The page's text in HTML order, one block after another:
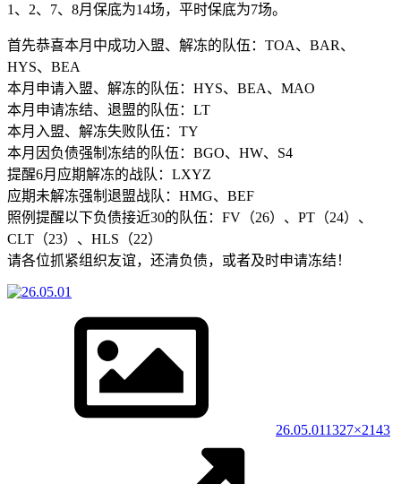
1、2、7、8月保底为14场，平时保底为7场。
首先恭喜本月中成功入盟、解冻的队伍：TOA、BAR、
HYS、BEA
本月申请入盟、解冻的队伍：HYS、BEA、MAO
本月申请冻结、退盟的队伍：LT
本月入盟、解冻失败队伍：TY
本月因负债强制冻结的队伍：BGO、HW、S4
提醒6月应期解冻的战队：LXYZ
应期未解冻强制退盟战队：HMG、BEF
照例提醒以下负债接近30的队伍：FV（26）、PT（24）、
CLT（23）、HLS（22）
请各位抓紧组织友谊，还清负债，或者及时申请冻结！
26.05.011327×2143